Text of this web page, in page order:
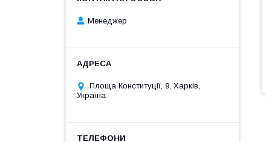
Менеджер
Площа Конституції, 9, Харків,
Україна